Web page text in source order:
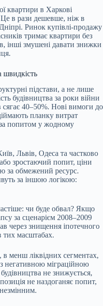
квартири в Харкові
в рази дешевше, ніж в
Ринок купівлі-продажу
тримає квартири без
інші змушені давати знижки
швидкість
підстави, а не лише
будівництва за роки війни
сягає 40–50%. Нові вимоги до
планку витрат
попитом у жодному
Львів, Одеса та частково
зростаючий попит, ціни
за обмежений ресурс.
за іншою логікою:
чи буде обвал? Якщо
за сценарієм 2008–2009
через знищення іпотечного
тих масштабах.
в менш ліквідних сегментах,
негативною міграційною
не знижується,
не наздоганяє попит,